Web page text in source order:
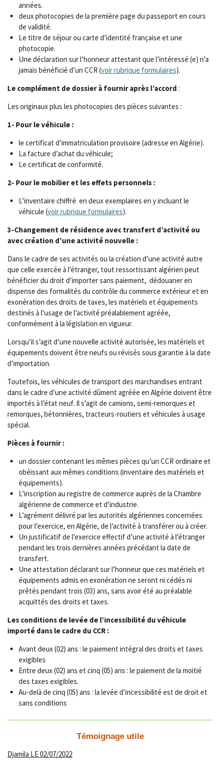
années.
deux photocopies de la première page du passeport en cours
de validité.
Le titre de séjour ou carte d’identité française et une
photocopie.
Une déclaration sur l’honneur attestant que l’intéressé (e) n’a
jamais bénéficié d’un CCR (voir rubrique formulaires).
Le complément de dossier à fournir après l’accord :
Les originaux plus les photocopies des pièces suivantes :
1- Pour le véhicule :
le certificat d’immatriculation provisoire (adresse en Algérie).
La facture d’achat du véhicule;
Le certificat de conformité.
2- Pour le mobilier et les effets personnels :
L’inventaire chiffré en deux exemplaires en y incluant le
véhicule (voir rubrique formulaires).
3-Changement de résidence avec transfert d’activité ou
avec création d’une activité nouvelle :
Dans le cadre de ses activités ou la création d’une activité autre
que celle exercée à l’étranger, tout ressortissant algérien peut
bénéficier du droit d’importer sans paiement, dédouaner en
dispense des formalités du contrôle du commerce extérieur et en
exonération des droits de taxes, les matériels et équipements
destinés à l’usage de l’activité préalablement agréée,
conformément à la législation en vigueur.
Lorsqu’il s’agit d’une nouvelle activité autorisée, les matériels et
équipements doivent être neufs ou révisés sous garantie à la date
d’importation.
Toutefois, les véhicules de transport des marchandises entrant
dans le cadre d’une activité dûment agréée en Algérie doivent être
importés à l’état neuf. Il s’agit de camions, semi-remorques et
remorques, bétonnières, tracteurs-routiers et véhicules à usage
spécial.
Pièces à fournir :
un dossier contenant les mêmes pièces qu’un CCR ordinaire et
obéissant aux mêmes conditions (inventaire des matériels et
équipements).
L’inscription au registre de commerce auprès de la Chambre
algérienne de commerce et d’industrie.
L’agrément délivré par les autorités algériennes concernées
pour l’exercice, en Algérie, de l’activité à transférer ou à créer.
Un justificatif de l’exercice effectif d’une activité à l’étranger
pendant les trois dernières années précédant la date de
transfert.
Une attestation déclarant sur l’honneur que ces matériels et
équipements admis en exonération ne seront ni cédés ni
prêtés pendant trois (03) ans, sans avoir été au préalable
acquittés des droits et taxes.
Les conditions de levée de l’incessibilité du véhicule
importé dans le cadre du CCR :
Avant deux (02) ans : le paiement intégral des droits et taxes
exigibles
Entre deux (02) ans et cinq (05) ans : le paiement de la moitié
des taxes exigibles.
Au-delà de cinq (05) ans : la levée d’incessibilité est de droit et
sans conditions
Témoignage utile
Djamila LE 02/07/2022